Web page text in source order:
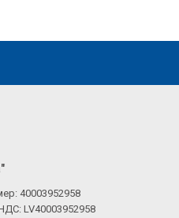
40003952958
LV40003952958